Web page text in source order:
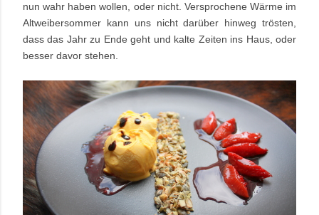
nun wahr haben wollen, oder nicht. Versprochene Wärme im
Altweibersommer kann uns nicht darüber hinweg trösten,
dass das Jahr zu Ende geht und kalte Zeiten ins Haus, oder
besser davor stehen.